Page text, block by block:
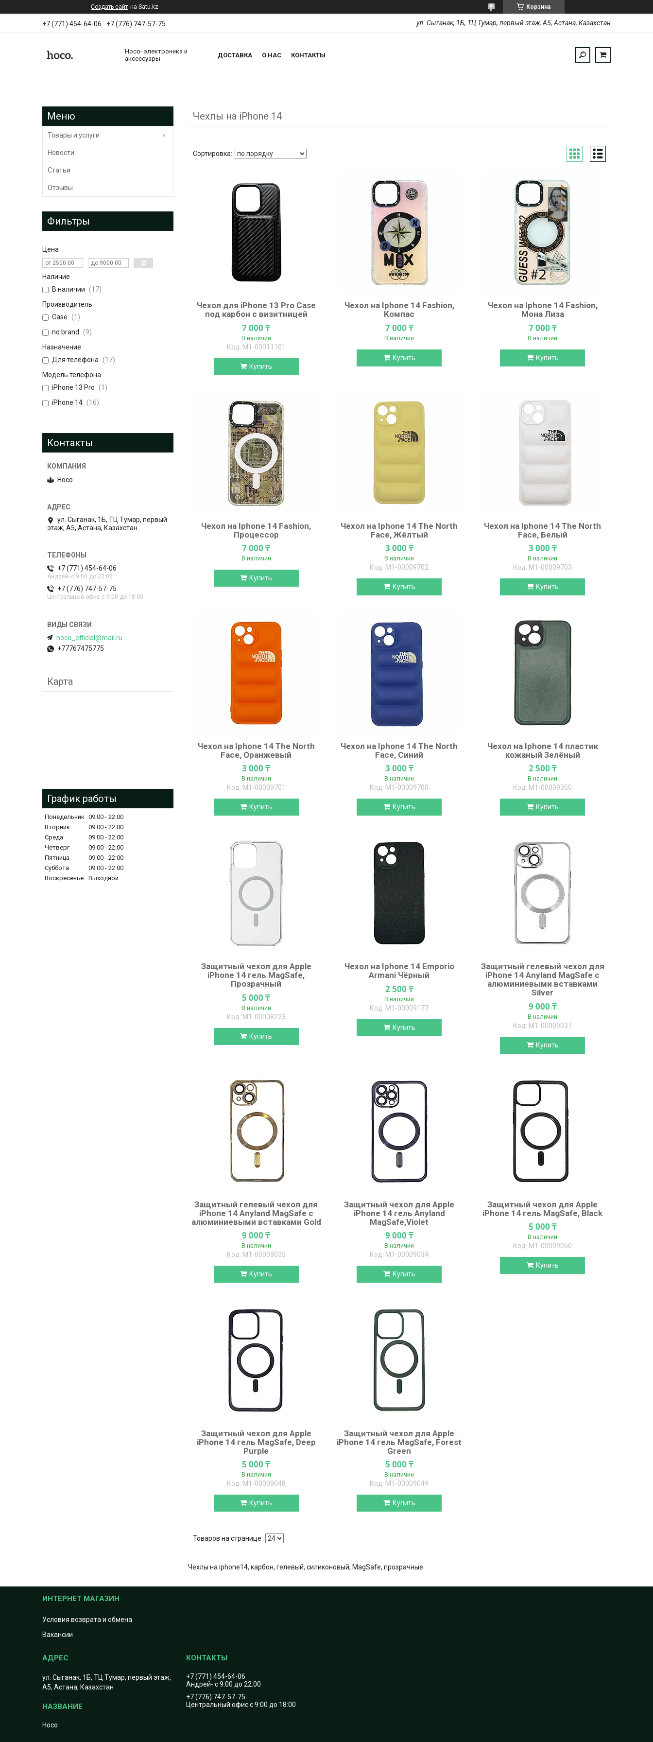
Создать сайт на Satu.kz Корзина
+7 (771) 454-64-06 +7 (776) 747-57-75 ул. Сыганак, 1Б, ТЦ Тумар, первый этаж, А5, Астана, Казахстан
Hoco- электроника и
аксессуары
ДОСТАВКА О НАС КОНТАКТЫ
Чeхлы на iPhone 14
Чехол для iPhone 13 Pro Case
под карбон с визитницей
7 000 ₸
В наличии
М1-00011101
Купить
Чехол на Iphone 14 Fashion,
Компас
7 000 ₸
В наличии
Купить
Чехол на Iphone 14 Fashion,
Мона Лиза
7 000 ₸
В наличии
Купить
Чехол на Iphone 14 Fashion,
Процессор
7 000 ₸
В наличии
Купить
Чехол на Iphone 14 The North
Face, Жёлтый
3 000 ₸
В наличии
М1-00009702
Купить
Чехол на Iphone 14 The North
Face, Белый
3 000 ₸
В наличии
М1-00009703
Купить
Чехол на Iphone 14 The North
Face, Оранжевый
3 000 ₸
В наличии
М1-00009701
Купить
Чехол на Iphone 14 The North
Face, Синий
3 000 ₸
В наличии
М1-00009700
Купить
Чехол на Iphone 14 пластик
кожаный Зелёный
2 500 ₸
В наличии
М1-00009350
Купить
Защитный чехол для Apple
iPhone 14 гель MagSafe,
Прозрачный
5 000 ₸
В наличии
М1-00008223
Купить
Чехол на Iphone 14 Emporio
Armani Чёрный
2 500 ₸
В наличии
М1-00009177
Купить
Защитный гелевый чехол для
iPhone 14 Anyland MagSafe с
алюминиевыми вставками
Silver
9 000 ₸
В наличии
М1-00009037
Купить
Защитный гелевый чехол для
iPhone 14 Anyland MagSafe с
алюминиевыми вставками Gold
9 000 ₸
В наличии
М1-00009035
Купить
Защитный чехол для Apple
iPhone 14 гель Anyland
MagSafe,Violet
9 000 ₸
В наличии
М1-00009034
Купить
Защитный чехол для Apple
iPhone 14 гель MagSafe, Black
5 000 ₸
В наличии
М1-00009050
Купить
Защитный чехол для Apple
iPhone 14 гель MagSafe, Deep
Purple
5 000 ₸
В наличии
М1-00009048
Купить
Защитный чехол для Apple
iPhone 14 гель MagSafe, Forest
Green
5 000 ₸
В наличии
М1-00009049
Купить
Чехлы на iphone14, карбон, гелевый, силиконовый, MagSafe, прозрачные
Товары и услуги
Новости
Статьи
Отзывы
Фильтры
Цена
Наличие
В наличии
17
Производитель
Case
1
no brand
9
Назначение
Для телефона
17
Модель телефона
iPhone 13 Pro
1
iPhone 14
16
Контакты
Hoco
ул. Сыганак, 1Б, ТЦ Тумар, первый
этаж, А5, Астана, Казахстан
+7 (771) 454-64-06
Андрей- с 9:00 до 22:00
+7 (776) 747-57-75
Центральный офис с 9:00 до 18:00
hoco_official@mail.ru
+77767475775
Карта
График работы
Понедельник 09:00
22:00
Вторник
09:00
22:00
Среда
09:00
22:00
Четверг
09:00
22:00
Пятница
09:00
22:00
Суббота
09:00
22:00
Воскресенье
Выходной
ИНТЕРНЕТ МАГАЗИН
Условия возврата и обмена
Вакансии
ул. Сыганак, 1Б, ТЦ Тумар, первый этаж,
А5, Астана, Казахстан
Hoco
+7 (771) 454-64-06
Андрей- с 9:00 до 22:00
+7 (776) 747-57-75
Центральный офис с 9:00 до 18:00